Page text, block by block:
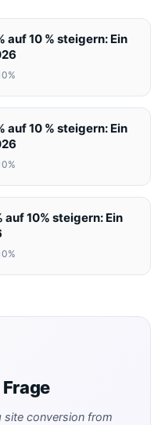
auf 10 % steigern: Ein
auf 10 % steigern: Ein
10% steigern: Ein
site conversion from